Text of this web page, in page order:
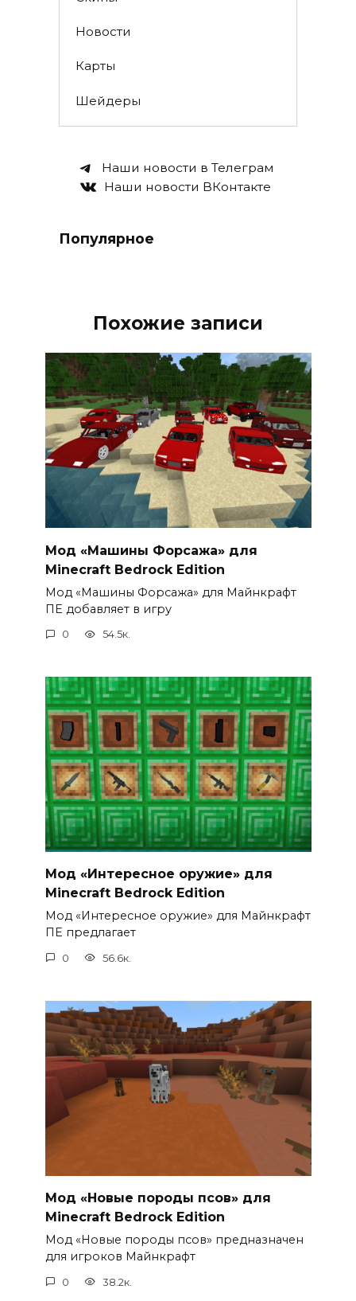
Новости
Карты
Шейдеры
Наши новости в Телеграм
Наши новости ВКонтакте
Популярное
Похожие записи
Мод «Машины Форсажа» для
Minecraft Bedrock Edition
Мод «Машины Форсажа» для Майнкрафт
ПЕ добавляет в игру
0 54.5к.
Мод «Интересное оружие» для
Minecraft Bedrock Edition
Мод «Интересное оружие» для Майнкрафт
ПЕ предлагает
0 56.6к.
Мод «Новые породы псов» для
Minecraft Bedrock Edition
Мод «Новые породы псов» предназначен
для игроков Майнкрафт
0 38.2к.